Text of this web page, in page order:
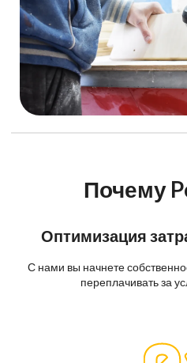
Почему
Оптимизация
С нами вы начнете
переплачивать за